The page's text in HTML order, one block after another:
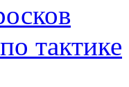
тактике